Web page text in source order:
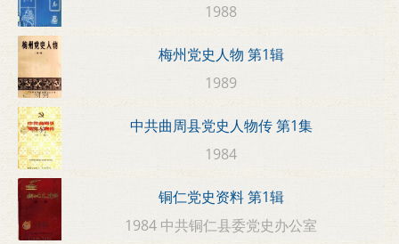
1988
梅州党史人物 第1辑
1989
中共曲周县党史人物传 第1集
1984
铜仁党史资料 第1辑
1984 中共铜仁县委党史办公室